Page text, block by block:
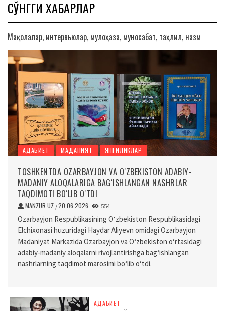
СЎНГГИ ХАБАРЛАР
Мақолалар, интервьюлар, мулоҳаза, муносабат, таҳлил, назм
АДАБИЁТ МАДАНИЯТ ЯНГИЛИКЛАР
TOSHKENTDA OZARBAYJON VA O‘ZBEKISTON ADABIY-
MADANIY ALOQALARIGA BAG‘ISHLANGAN NASHRLAR
TAQDIMOTI BO‘LIB O‘TDI
MANZUR.UZ /20.06.2026 554
Ozarbayjon Respublikasining O‘zbekiston Respublikasidagi
Elchixonasi huzuridagi Haydar Aliyevn omidagi Ozarbayjon
Madaniyat Markazida Ozarbayjon va O‘zbekiston o‘rtasidagi
adabiy-madaniy aloqalarni rivojlantirishga bag‘ishlangan
nashrlarning taqdimot marosimi bo‘lib o‘tdi.
АДАБИЁТ